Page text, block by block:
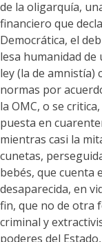
de la oligarquía,
financiero que
Democrática, el
lesa humanidad
ley (la de amnistía)
normas por
la OMC, o se
puesta en
mientras casi la
cunetas,
bebés, que cuenta
desaparecida, en
fin, que no de otra
criminal y
poderes del